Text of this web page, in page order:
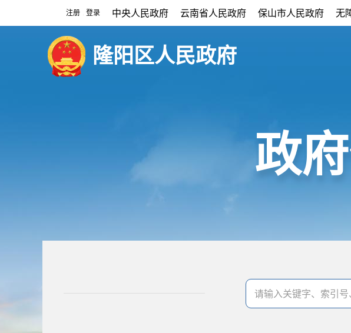
注册 登录 中央人民政府 云南省人民政府 保山市人民政府 无
隆阳区人民政府
政